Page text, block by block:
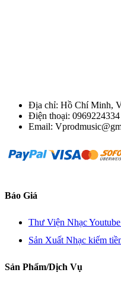
Địa chỉ: Hồ Chí Minh,
Điện thoại: 0969224334
Email:
Báo Giá
Thư Viện Nhạc
Sản Xuất Nhạc kiếm
Sản Phẩm/Dịch Vụ